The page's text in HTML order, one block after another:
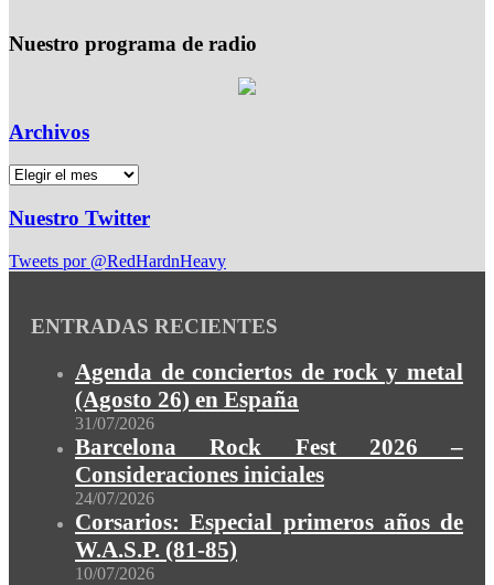
Nuestro programa de radio
Archivos
Nuestro Twitter
Tweets por @RedHardnHeavy
ENTRADAS RECIENTES
Agenda de conciertos de rock y metal
(Agosto 26) en España
31/07/2026
Barcelona Rock Fest 2026 –
Consideraciones iniciales
24/07/2026
Corsarios: Especial primeros años de
W.A.S.P. (81-85)
10/07/2026